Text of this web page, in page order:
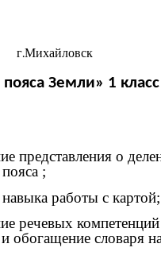
г.Михайловск
Земли» 1
представления о
;
навыка работы с картой;
речевых компетенций
обогащение словаря